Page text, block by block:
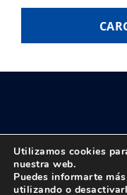
© Copyright 2018 -
|Política
Utilizamos cookies
nuestra web.
Puedes informarte
utilizando o